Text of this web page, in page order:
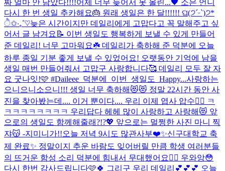
짜 얼마 안 남았다!!!!어제 너무 늦어서 못 올린...🖤 소은 언니
다시 한 번 생일 추카해요🎂 원래 생일은 한 달!!!!!! ଘ(੭ˊᵕˋ)੭*
ੈ✩‧₊˚♡늦은 시간이지만 데일리에게 고맙다고 꼭 말해주고 싶
어서 글 남겨요📝 이번 생일도 행복하게 보낼 수 있게 만들어
준 데일리! 너무 고마워요☘️ 데일리가 축하해 준 덕분에 오늘
하루 종일 기분 좋게 보낼 수 있었어요! 오랫동안 기억에 남을
생일 매번 만들어줘서 고맙구 사랑합니다🥰 데일리 모두 잘 자
요 굿나잇!🩷 #Daileee_덕분에_이번_생일도_Happy...사랑하는
으니으니소으니!!! 생일 너무 축하해😻😻 정말 22시간 동안 사
진을 찾아봤는데.... 이거 뿐이다.... 우리 이제 엽사 압수🤦‍♀️ ㅋ
ㅋㅋㅋㅋㅋㅋㅋㅋ 우리답다 헤헤 많이 사랑하고 사랑해😻 앞
으로의 생일도 함께해줄래?!?💖 앞으로는 멀쩡한 사진 마니 찍
쟈😽 -지미니가!!오늘 저녁 9시도 많관사부❤️✨신구대학교 축
제 완료✨ 정말이지 추운 바람도 잊어버릴 만큼 학생 여러분들
의 뜨거운 함성 소리 덕분에 힘내서 무대했어요❤️‍🔥 우와앙😳
다시 한번 감사드립니다🩷🍀 그리구 우리 데일리💕💕💕 오늘